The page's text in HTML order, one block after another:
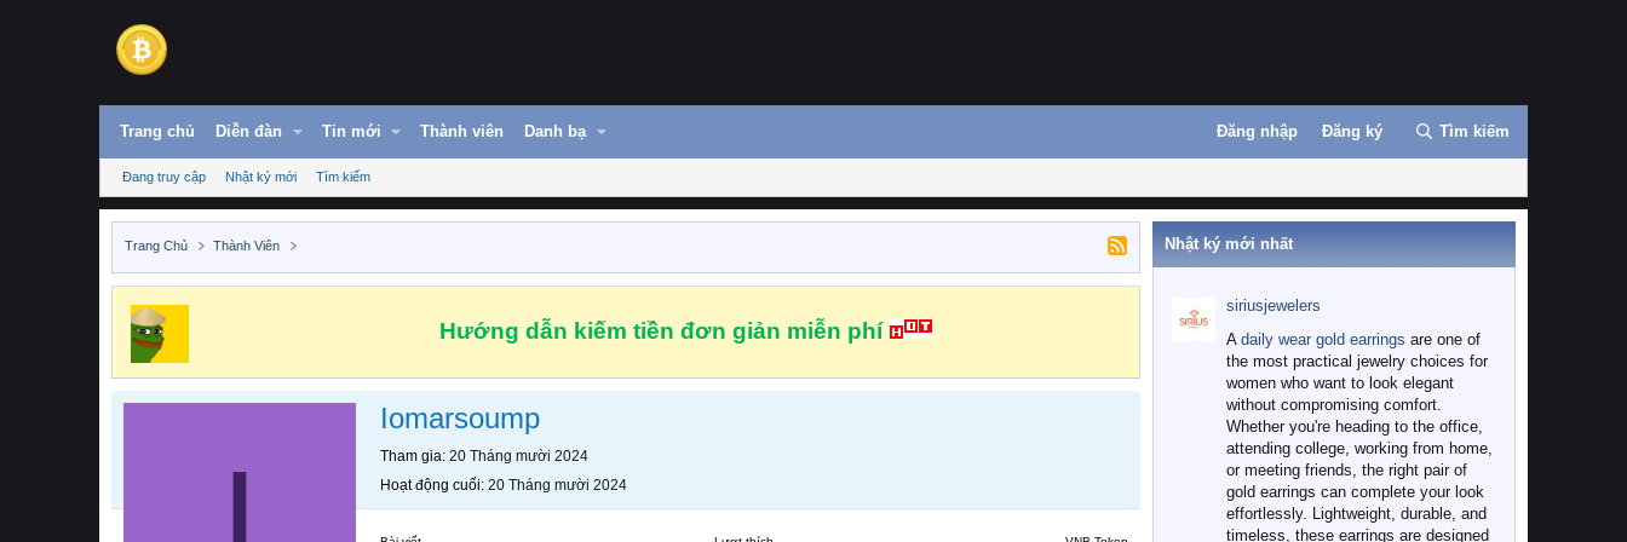
Trang chủ Diễn đàn Tin mới Thành viên Danh bạ Đăng nhập Đăng ký Tìm kiếm
Đang truy cập Nhật ký mới Tìm kiếm
Trang Chủ Thành Viên
Hướng dẫn kiếm tiền đơn giản miễn phí
Iomarsoump
Tham gia 20 Tháng mười 2024
Hoạt động cuối 20 Tháng mười 2024
Nhật ký mới nhất
siriusjewelers
A daily wear gold earrings are one of
the most practical jewelry choices for
women who want to look elegant
without compromising comfort.
Whether you're heading to the office,
attending college, working from home,
or meeting friends, the right pair of
gold earrings can complete your look
effortlessly. Lightweight, durable, and
timeless, these earrings are designed